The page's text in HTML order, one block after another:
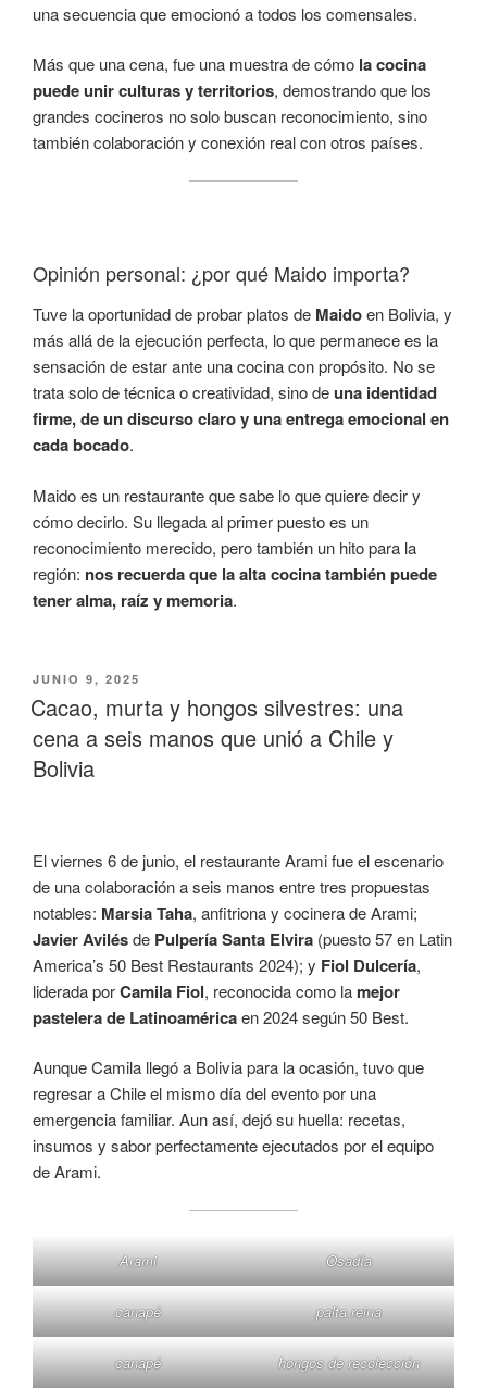
una secuencia que emocionó a todos los comensales.
Más que una cena, fue una muestra de cómo la cocina
puede unir culturas y territorios, demostrando que los
grandes cocineros no solo buscan reconocimiento, sino
también colaboración y conexión real con otros países.
Opinión personal: ¿por qué Maido importa?
Tuve la oportunidad de probar platos de Maidoen Bolivia, y
más allá de la ejecución perfecta, lo que permanece es la
sensación de estar ante una cocina con propósito. No se
trata solo de técnica o creatividad, sino deuna identidad
firme, de un discurso claro y una entrega emocional en
cada bocado.
Maido es un restaurante que sabe lo que quiere decir y
cómo decirlo. Su llegada al primer puesto es un
reconocimiento merecido, pero también un hito para la
región: nos recuerda que la alta cocina también puede
tener alma, raíz y memoria.
JUNIO 9, 2025
Cacao, murta y hongos silvestres: una
cena a seis manos que unió a Chile y
Bolivia
El viernes 6 de junio, el restaurante Arami fue el escenario
de una colaboración a seis manos entre tres propuestas
notables: Marsia Taha, anfitriona y cocinera de Arami;
Javier Avilésde Pulpería Santa Elvira (puesto 57 en Latin
America’s 50 Best Restaurants 2024); y Fiol Dulcería,
liderada porCamila Fiol, reconocida como la mejor
pastelera de Latinoaméricaen 2024 según 50 Best.
Aunque Camila llegó a Bolivia para la ocasión, tuvo que
regresar a Chile el mismo día del evento por una
emergencia familiar. Aun así, dejó su huella: recetas,
insumos y sabor perfectamente ejecutados por el equipo
de Arami.
Arami Osadía
canapé palta reina
canapé hongos de recolección